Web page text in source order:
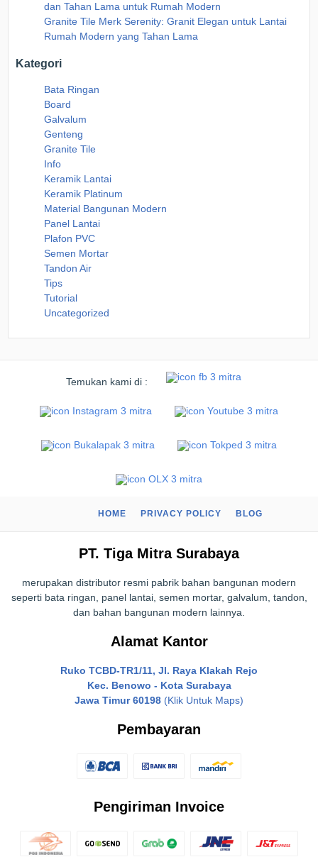
dan Tahan Lama untuk Rumah Modern
Granite Tile Merk Serenity: Granit Elegan untuk Lantai
Rumah Modern yang Tahan Lama
Kategori
Bata Ringan
Board
Galvalum
Genteng
Granite Tile
Info
Keramik Lantai
Keramik Platinum
Material Bangunan Modern
Panel Lantai
Plafon PVC
Semen Mortar
Tandon Air
Tips
Tutorial
Uncategorized
Temukan kami di :
HOME PRIVACY POLICY BLOG
PT. Tiga Mitra Surabaya
merupakan distributor resmi pabrik bahan bangunan modern
seperti bata ringan, panel lantai, semen mortar, galvalum, tandon,
dan bahan bangunan modern lainnya.
Alamat Kantor
Ruko TCBD-TR1/11, Jl. Raya Klakah Rejo
Kec. Benowo - Kota Surabaya
Jawa Timur 60198 (Klik Untuk Maps)
Pembayaran
Pengiriman Invoice